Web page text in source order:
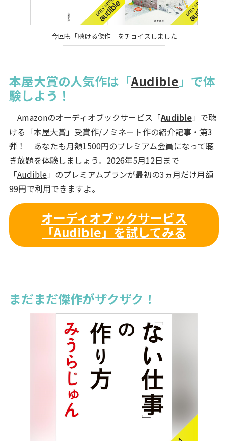
今回も「聴ける傑作」をチョイスしました
本屋大賞の人気作は「Audible 」で体
験しよう！
Amazonのオーディオブックサービス「Audible」で聴
ける「本屋大賞」受賞作/ノミネート作の紹介記事・第3
弾！ あなたも月額1500円のプレミアム会員になって聴
き放題を体験しましょう。2026年5月12日まで
「Audible」のプレミアムプランが最初の3ヵ月だけ月額
99円で利用できますよ。
オーディオブックサービス
「Audible」を試してみる
まだまだ傑作がザクザク！